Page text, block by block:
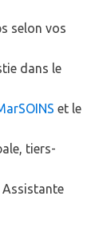
selon vos
dans le
et le
tiers-
Assistante